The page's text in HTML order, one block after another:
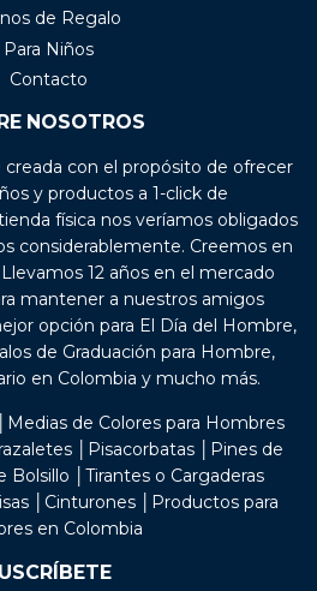
de Regalo
Para Niños
Contacto
NOSOTROS
creada con el propósito de ofrecer
y productos a 1-click de
física nos veríamos obligados
considerablemente. Creemos en
12 años en el mercado
mantener a nuestros amigos
opción para El Día del Hombre,
de Graduación para Hombre,
en Colombia y mucho más.
de Colores para Hombres
│Pisacorbatas │Pines de
Bolsillo │Tirantes o Cargaderas
│Cinturones │Productos para
en Colombia